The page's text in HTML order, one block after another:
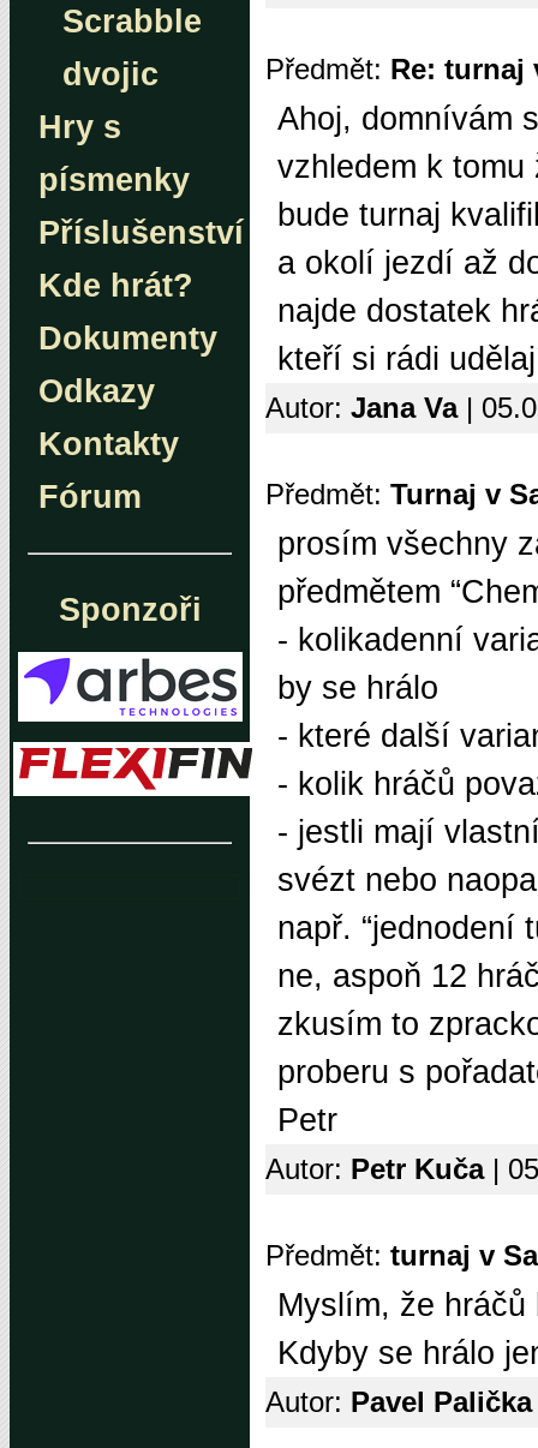
Scrabble
dvojic
Hry s
písmenky
Příslušenství
Kde hrát?
Dokumenty
Odkazy
Kontakty
Fórum
Sponzoři
Předmět: Re: turnaj
Ahoj, domnívám
vzhledem k
bude turnaj
a okolí jezdí až
najde dostatek
kteří si rádi
Autor: Jana Va |
Předmět: Turnaj v
prosím všechny
předmětem
- kolikadenní
by se hrálo
- které další
- kolik hráčů
- jestli mají
svézt nebo
např. “jednodení
ne, aspoň 12
zkusím to
proberu s
Petr
Autor: Petr Kuča |
Předmět: turnaj v
Myslím, že
Kdyby se hrálo
Autor: Pavel